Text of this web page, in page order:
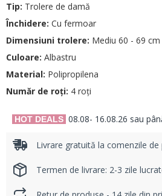
Tip: Trolere de damă
Închidere: Cu fermoar
Dimensiuni trolere: Mediu 60 - 69 cm
Culoare: Albastru
Material: Polipropilena
Număr de roți: 4 roți
Livrare gratuită la comenzile de
Termen de livrare: 2-3 zile
HOT DEALS 08.08- 16.08.26 sau